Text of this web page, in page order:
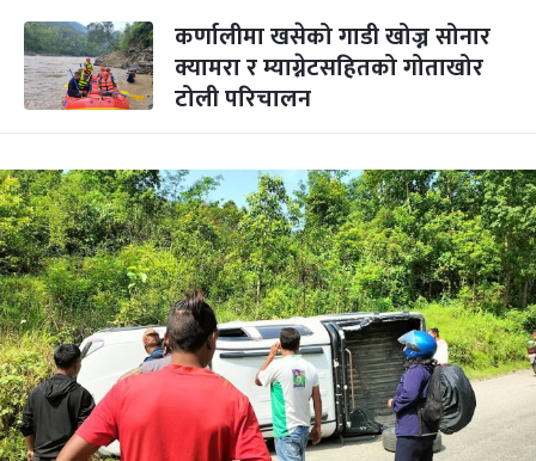
कर्णालीमा खसेको गाडी खोज्न सोनार
क्यामरा र म्याग्नेटसहितको गोताखोर
टोली परिचालन